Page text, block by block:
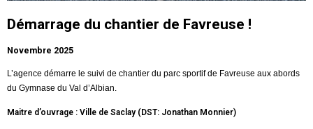
Démarrage du chantier de Favreuse !
Novembre 2025
L’agence démarre le suivi de chantier du parc sportif de Favreuse aux abords
du Gymnase du Val d’Albian.
Maitre d’ouvrage : Ville de Saclay (DST: Jonathan Monnier)